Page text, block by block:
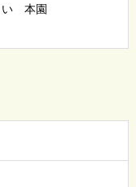
い 本園